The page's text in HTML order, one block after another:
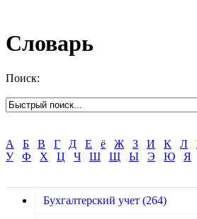
Словарь
Поиск:
А Б В Г Д Е ё Ж З И К Л
У
Ф Х Ц Ч Ш Щ Ы Э Ю Я
Бухгалтерский учет (264)